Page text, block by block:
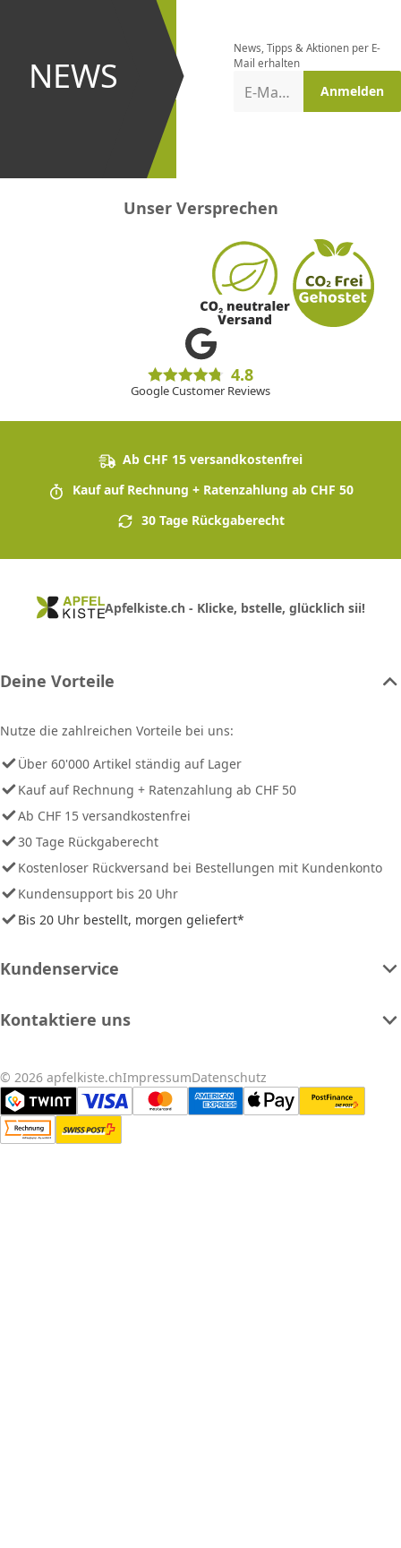
NEWS
und bei
Aktionen
News, Tipps & Aktionen per E-
Mail erhalten
E-Mail-Adresse Anmelden
Unser Versprechen
4.8
Google Customer Reviews
Ab CHF 15 versandkostenfrei
Kauf auf Rechnung + Ratenzahlung ab CHF 50
30 Tage Rückgaberecht
Apfelkiste.ch - Klicke, bstelle, glücklich sii!
Deine Vorteile
Nutze die zahlreichen Vorteile bei uns:
Über 60'000 Artikel ständig auf Lager
Kauf auf Rechnung + Ratenzahlung ab CHF 50
Ab CHF 15 versandkostenfrei
30 Tage Rückgaberecht
Kostenloser Rückversand bei Bestellungen mit Kundenkonto
Kundensupport bis 20 Uhr
Bis 20 Uhr bestellt, morgen geliefert*
Kundenservice
Kontaktiere uns
© 2026 apfelkiste.chImpressumDatenschutz